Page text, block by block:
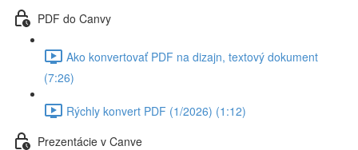
PDF do Canvy
Ako konvertovať PDF na dizajn, textový dokument
(7:26)
Rýchly konvert PDF (1/2026) (1:12)
Prezentácie v Canve